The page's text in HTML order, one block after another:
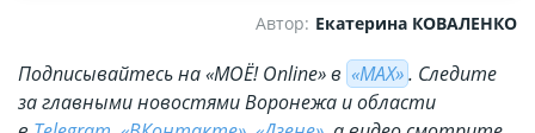
Автор: Екатерина КОВАЛЕНКО
Подписывайтесь на «МОЁ! Online» в «МАХ». Cледите
за главными новостями Воронежа и области